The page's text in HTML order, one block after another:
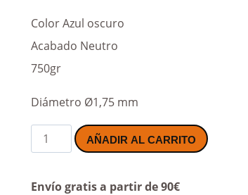
Color Azul oscuro
Acabado Neutro
750gr
Diámetro Ø1,75 mm
PLA
Azul
oscuro
AÑADIR AL CARRITO
Envío gratis a partir de 90€